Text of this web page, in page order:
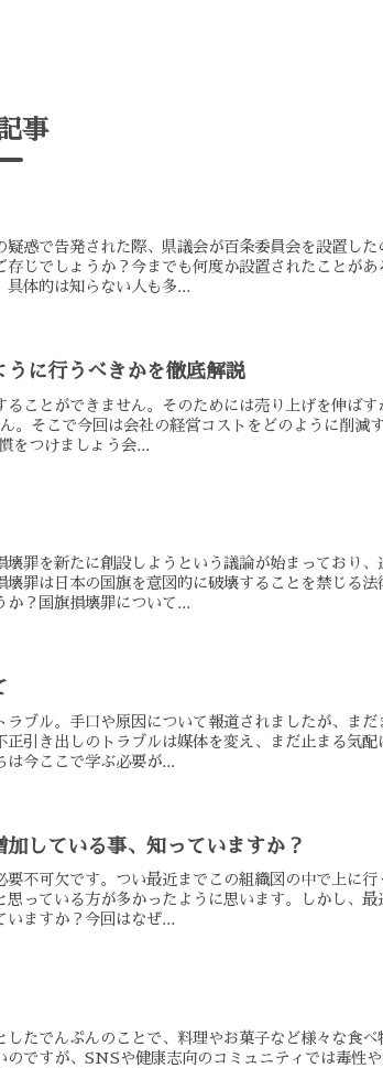
事
惑で告発された際、県議会が百条委員会を設置した
じでしょうか？今までも何度か設置されたことがあ
具体的は知らない人も多...
に行うべきかを徹底解説
ことができません。そのためには売り上げを伸ばす
。そこで今回は会社の経営コストをどのように削減
をつけましょう会...
壊罪を新たに創設しようという議論が始まっており、
罪は日本の国旗を意図的に破壊することを禁じる法
か？国旗損壊罪について...
ブル。手口や原因について報道されましたが、まだ
引き出しのトラブルは媒体を変え、まだ止まる気配
今ここで学ぶ必要が...
している事、知っていますか？
不可欠です。つい最近までこの組織図の中で上に行
思っている方が多かったように思います。しかし、最
いますか？今回はなぜ...
たでんぷんのことで、料理やお菓子など様々な食べ
のですが、SNSや健康志向のコミュニティでは毒性